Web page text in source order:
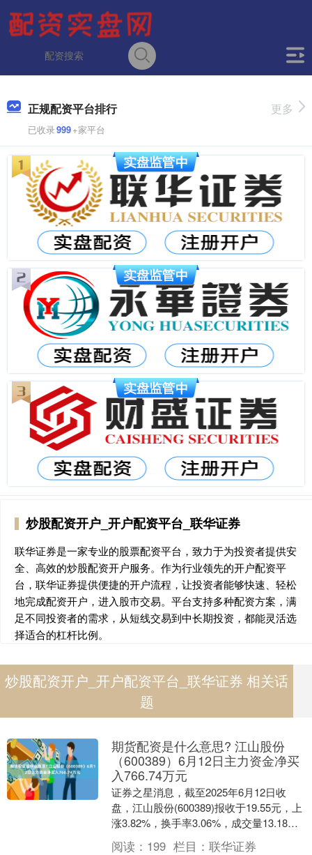
正规配资平台排行
已收录999+家平台
更多
炒股配资开户_开户配资平台_联华证券
联华证券是一家专业的股票配资平台，致力于为投资者提供安
全、高效的炒股配资开户服务。作为行业领先的开户配资平
台，联华证券提供便捷的开户流程，让投资者能够快速、轻松
地完成配资开户，进入股市交易。平台支持多种配资方案，满
足不同投资者的需求，从短线交易到中长期投资，都能灵活选
择适合的杠杆比例。
炒股配资开户_开户配资平台_联华证券 相关话
题
期货配资是什么意思? 江山股份
（600389）6月12日主力资金净买
入766.74万元
证券之星消息，截至2025年6月12日收
盘，江山股份(600389)报收于19.55元，上
涨3.82%，换手率3.06%，成交量13.18万
手，成交额2.55亿....
阅读： 199 栏目： 联华证券